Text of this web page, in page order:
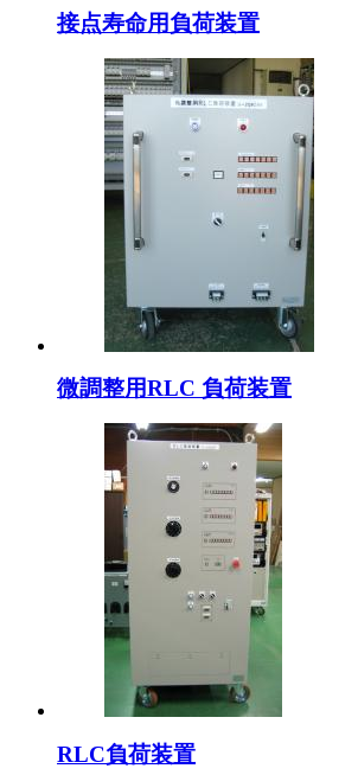
接点寿命用負荷装置
微調整用RLC 負荷装置
RLC負荷装置